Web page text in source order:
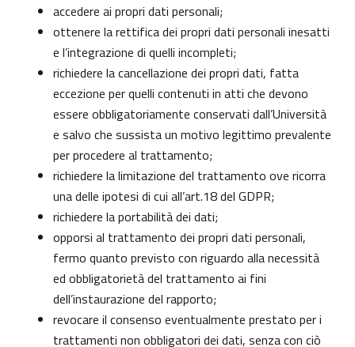
accedere ai propri dati personali;
ottenere la rettifica dei propri dati personali inesatti
e l’integrazione di quelli incompleti;
richiedere la cancellazione dei propri dati, fatta
eccezione per quelli contenuti in atti che devono
essere obbligatoriamente conservati dall’Università
e salvo che sussista un motivo legittimo prevalente
per procedere al trattamento;
richiedere la limitazione del trattamento ove ricorra
una delle ipotesi di cui all’art.18 del GDPR;
richiedere la portabilità dei dati;
opporsi al trattamento dei propri dati personali,
fermo quanto previsto con riguardo alla necessità
ed obbligatorietà del trattamento ai fini
dell’instaurazione del rapporto;
revocare il consenso eventualmente prestato per i
trattamenti non obbligatori dei dati, senza con ciò